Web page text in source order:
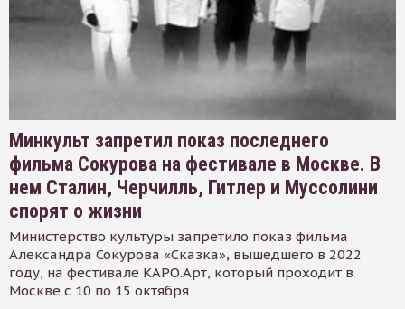
Минкульт запретил показ последнего
фильма Сокурова на фестивале в Москве. В
нем Сталин, Черчилль, Гитлер и Муссолини
спорят о жизни
Министерство культуры запретило показ фильма
Александра Сокурова «Сказка», вышедшего в 2022
году, на фестивале КАРО.Арт, который проходит в
Москве с 10 по 15 октября